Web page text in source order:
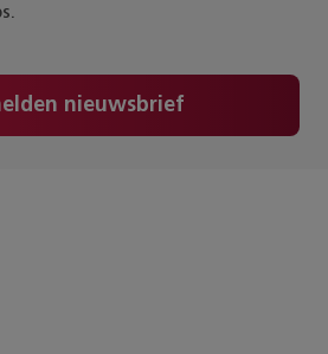
nieuwsbrief